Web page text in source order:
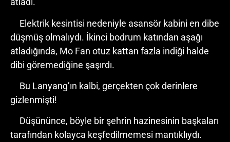
Elektrik kesintisi nedeniyle asansör kabini en dibe
düşmüş olmalıydı. İkinci bodrum katından aşağı
atladığında, Mo Fan otuz kattan fazla indiği halde
dibi göremediğine şaşırdı.
Bu Lanyang’ın kalbi, gerçekten çok derinlere
gizlenmişti!
Düşününce, böyle bir şehrin hazinesinin başkaları
tarafından kolayca keşfedilmemesi mantıklıydı.